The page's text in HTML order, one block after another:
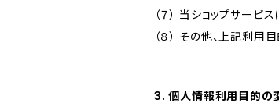
（７） 当ショップサー
（８） その他、上記利用
3. 個人情報利用目的の